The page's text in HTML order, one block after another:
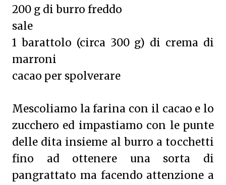
200 g di burro freddo
sale
1 barattolo (circa 300 g) di crema di
marroni
cacao per spolverare
Mescoliamo la farina con il cacao e lo
zucchero ed impastiamo con le punte
delle dita insieme al burro a tocchetti
fino ad ottenere una sorta di
pangrattato ma facendo attenzione a